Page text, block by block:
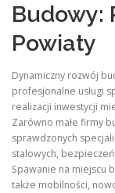
Budowy:
Powiaty
Dynamiczny rozwój
profesjonalne usługi
realizacji inwestycji
Zarówno małe firmy
sprawdzonych
stalowych,
Spawanie na miejscu
także mobilności,